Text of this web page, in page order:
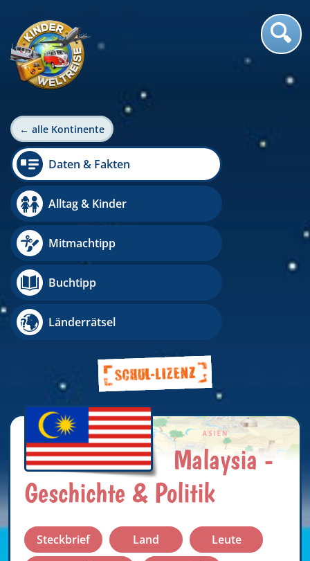
← alle Kontinente
Daten & Fakten
Alltag & Kinder
Mitmachtipp
Buchtipp
Länderrätsel
Malaysia -
Geschichte & Politik
Steckbrief Land
Leute